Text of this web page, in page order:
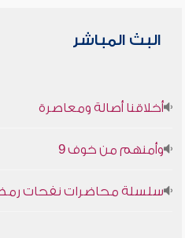
البث المباشر
أخلاقنا أصالة ومعاصرة
وأمنهم من خوف 9
سلسلة محاضرات نفحات رمضانية